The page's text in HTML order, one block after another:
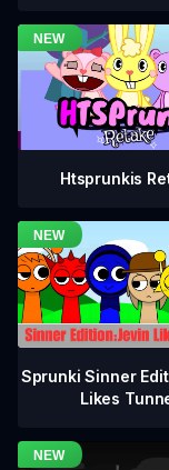
Htsprunkis
Sprunki Sinner
Likes